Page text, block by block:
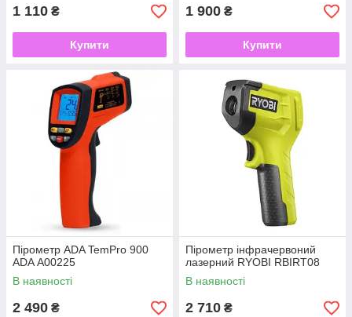
1 110 ₴
Купити
1 900 ₴
Купити
Пірометр ADA TemPro 900
ADA А00225
В наявності
2 490 ₴
Пірометр інфрачервоний
лазерний RYOBI RBIRT08
В наявності
2 710 ₴